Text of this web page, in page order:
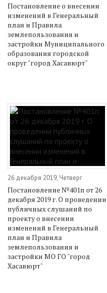
Постановление о внесении
изменений в Генеральный
план и Правила
землепользования и
застройки Муниципального
образования городской
округ "город Хасавюрт"
26 декабря 2019, Четверг
Постановление №401п от 26
декабря 2019 г. О проведении
публичных слушаний по
проекту о внесении
изменений в Генеральный
план и Правила
землепользования и
застройки МО ГО "город
Хасавюрт"